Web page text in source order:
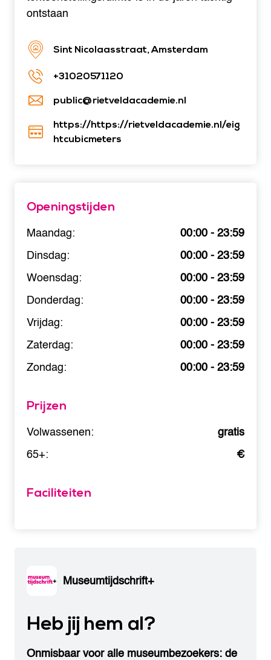
ontstaan
Sint Nicolaasstraat, Amsterdam
+31020571120
public@rietveldacademie.nl
https://https://rietveldacademie.nl/eig
htcubicmeters
Openingstijden
Maandag:
00:00 - 23:59
Dinsdag:
00:00 - 23:59
Woensdag:
00:00 - 23:59
Donderdag:
00:00 - 23:59
Vrijdag:
00:00 - 23:59
Zaterdag:
00:00 - 23:59
Zondag:
00:00 - 23:59
Prijzen
Volwassenen:
gratis
65+:
€
Faciliteiten
Museumtijdschrift+
Heb jij hem al?
Onmisbaar voor alle museumbezoekers: de